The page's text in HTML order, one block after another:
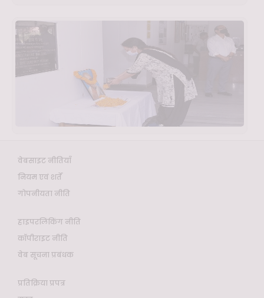
वेबसाइट नीतियाँ
नियम एवं शर्तें
गोपनीयता नीति
हाइपरलिंकिंग नीति
कॉपीराइट नीति
वेब सूचना प्रबंधक
प्रतिक्रिया प्रपत्र